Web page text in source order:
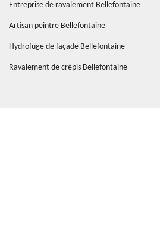
Entreprise de ravalement Bellefontaine
Artisan peintre Bellefontaine
Hydrofuge de façade Bellefontaine
Ravalement de crépis Bellefontaine